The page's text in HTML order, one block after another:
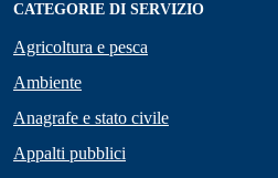
CATEGORIE DI SERVIZIO
Agricoltura e pesca
Ambiente
Anagrafe e stato civile
Appalti pubblici